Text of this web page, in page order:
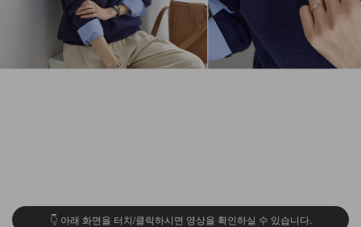
👇 아래 화면을 터치/클릭하시면 영상을 확인하실 수 있습니다.